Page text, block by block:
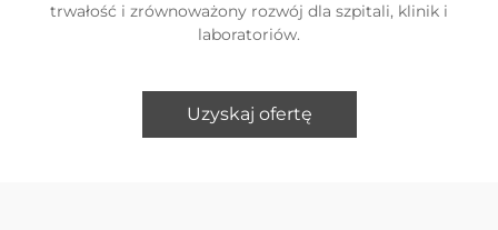
trwałość i zrównoważony rozwój dla szpitali, klinik i
laboratoriów.
Uzyskaj ofertę